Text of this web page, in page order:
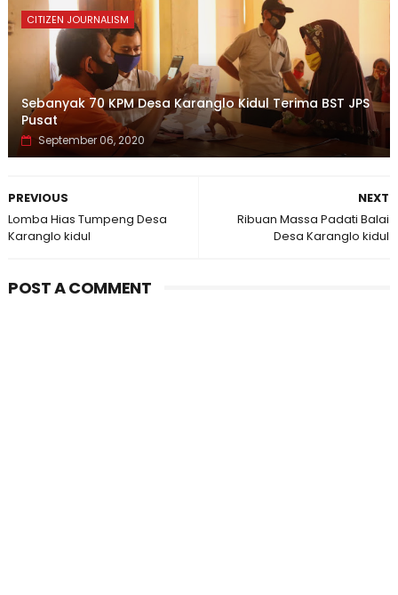
CITIZEN JOURNALISM
Sebanyak 70 KPM Desa Karanglo Kidul Terima BST JPS
Pusat
September 06, 2020
NEXT
Ribuan Massa Padati Balai
Desa Karanglo kidul
PREVIOUS
Lomba Hias Tumpeng Desa
Karanglo kidul
POST A COMMENT